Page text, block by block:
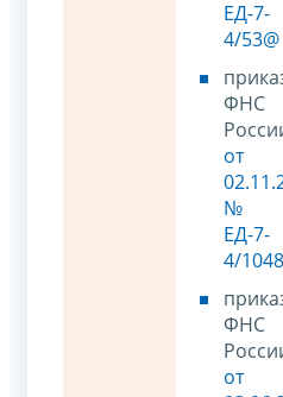
ЕД-7-
4/53@
ФНС
от
№
ЕД-7-
4/
ФНС
от